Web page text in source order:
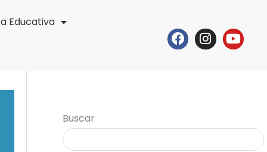
Educativa
Facebook
Buscar